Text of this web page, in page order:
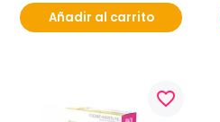
Añadir al carrito
favorite_border